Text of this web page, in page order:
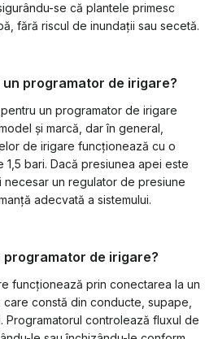
se că plantele primesc
fără riscul de inundații sau secetă.
programator de irigare?
un programator de irigare
și marcă, dar în general,
de irigare funcționează cu o
1,5 bari. Dacă presiunea apei este
un regulator de presiune
adecvată a sistemului.
de irigare?
funcționează prin conectarea la un
constă din conducte, supape,
Programatorul controlează fluxul de